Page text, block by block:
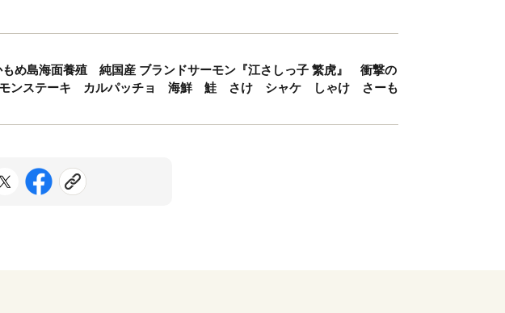
もめ島海面養殖 純国産 ブランドサーモン『江さしっ子 繁虎』 衝撃の
ンステーキ カルパッチョ 海鮮 鮭 さけ シャケ しゃけ さーも